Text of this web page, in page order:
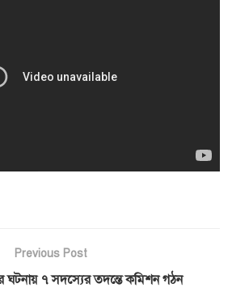
Previous Post
ঘটনায় ৭ সদস্যের তদন্তে কমিশন গঠন